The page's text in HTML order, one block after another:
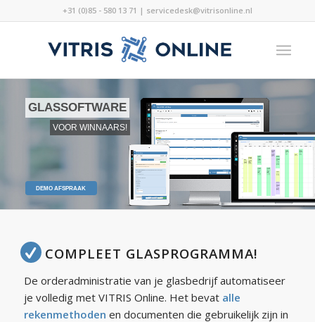
+31 (0)85 - 580 13 71 | servicedesk@vitrisonline.nl
GLASSOFTWARE
VOOR WINNAARS!
DEMO AFSPRAAK
COMPLEET GLASPROGRAMMA!
De orderadministratie van je glasbedrijf automatiseer
je volledig met VITRIS Online. Het bevat alle
rekenmethoden en documenten die gebruikelijk zijn in